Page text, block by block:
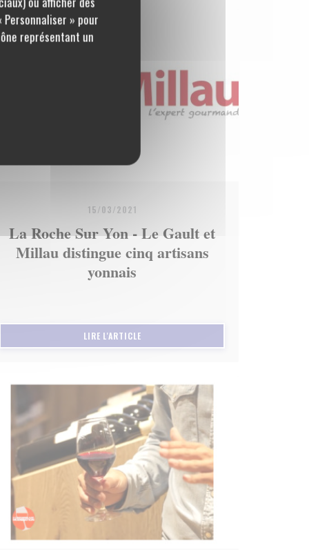
» pour
représentant un
15/03/2021
La Roche Sur Yon - Le Gault et
Millau distingue cinq artisans
yonnais
LIRE L'ARTICLE((OUVRE UNE NOUVELLE FENÊTRE))